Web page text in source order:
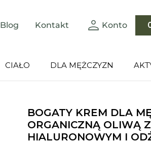
Blog Kontakt Konto
CIAŁO DLA MĘŻCZYZN
BOGATY KREM ​​DLA
ORGANICZNĄ OLIWĄ
HIALURONOWYM I